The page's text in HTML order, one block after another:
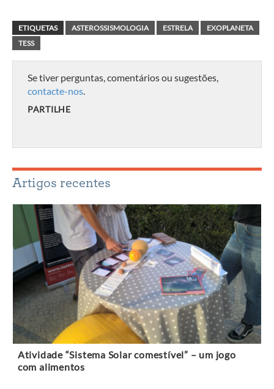
ETIQUETAS ASTEROSSISMOLOGIA ESTRELA
EXOPLANETA
TESS
Se tiver perguntas, comentários ou sugestões,
contacte-nos.
PARTILHE
Artigos recentes
Atividade “Sistema Solar comestível” – um jogo
com alimentos